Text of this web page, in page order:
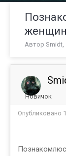
Автор Smidt,
Новичок
Опубликовано